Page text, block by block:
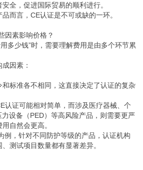
全，促进国际贸易的顺利进行。
而言，CE认证是不可或缺的一环。
因素影响价格？
多少钱”时，需要理解费用是由多个环节累
因素：
标准各不相同，这直接决定了认证的复杂
认证可能相对简单，而涉及医疗器械、个
力设备（PED）等高风险产品，则需要更严
自然会更高。
例，针对不同防护等级的产品，认证机构
测试项目数量都有显著差异。